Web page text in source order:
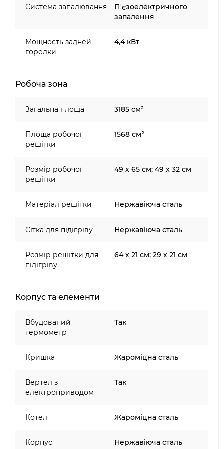
Система запалювання
П'єзоелектричного
запалення
Мощность задней
горелки
4,4 кВт
Робоча зона
Загальна площа 3185 см²
Площа робочої
решітки
1568 см²
Розмір робочої
решітки
49 х 65 см; 49 х 32 см
Матеріал решітки Нержавіюча сталь
Сітка для підігріву Нержавіюча сталь
Розмір решітки для
підігріву
64 х 21 см; 29 х 21 см
Корпус та елементи
Вбудований
термометр
Так
Кришка Жароміцна сталь
Вертел з
електроприводом
Так
Котел Жароміцна сталь
Корпус Нержавіюча сталь